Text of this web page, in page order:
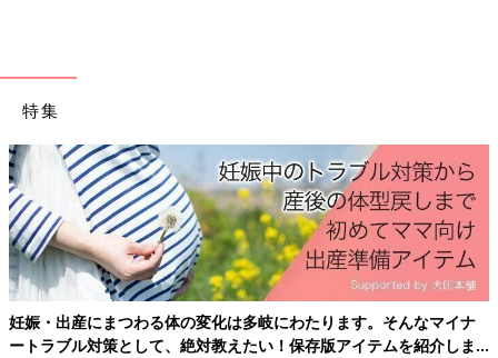
仕切りがたくさんあって使い勝手が良いです。バッグタイプで持
ち運びもしやすく、中にチャック付きのポケットが付いているの
入れているので、忘れ物をすることが無くなりました。買って良
かったです。
２、クーザ クラッチタイプ マルチケース くまのプーさん
特集
妊娠・出産にまつわる体の変化は多岐にわたります。そんなマイナ
ートラブル対策として、絶対教えたい！保存版アイテムを紹介しま